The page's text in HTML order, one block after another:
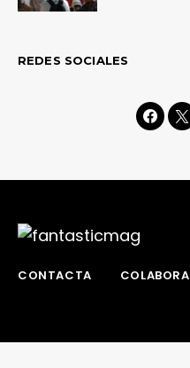
REDES SOCIALES
CONTACTA COLABORA